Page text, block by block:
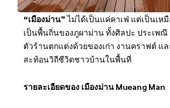
“เมืองม่าน”ไม่ได้เป็นแค่คาเฟ่ แต่เป็นเห
เป็นพื้นถิ่นของภูผาม่าน ทั้งศิลปะ ประเพ
ตัวร้านตกแต่งด้วยของเก่า งานคราฟต์ แ
สะท้อนวิถีชีวิตชาวบ้านในพื้นที่
รายละเอียดของ เมืองม่าน Mueang Man